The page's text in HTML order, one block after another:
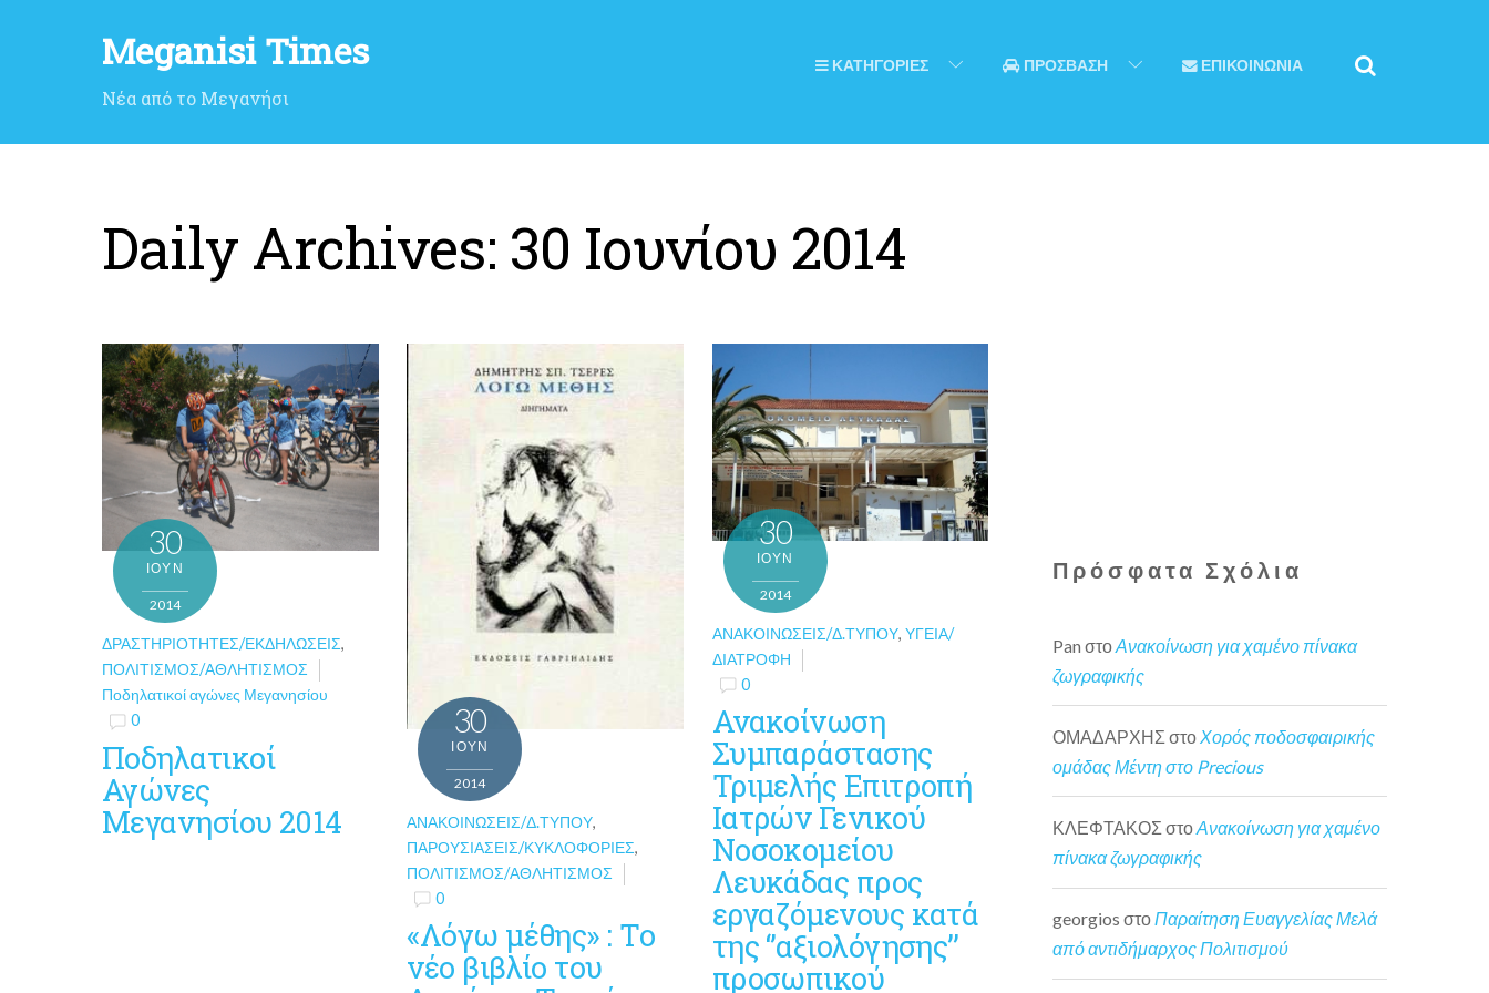
Meganisi Times
Νέα από το Μεγανήσι
ΚΑΤΗΓΟΡΙΕΣ ΠΡΟΣΒΑΣΗ ΕΠΙΚΟΙΝΩΝΙΑ
Daily Archives: 30 Ιουνίου 2014
30
ΙΟΎΝ
2014
ΔΡΑΣΤΗΡΙΌΤΗΤΕΣ/ΕΚΔΗΛΏΣΕΙΣ,
ΠΟΛΙΤΙΣΜΌΣ/ΑΘΛΗΤΙΣΜΌΣ
Ποδηλατικοί αγώνες Μεγανησίου
0
Ποδηλατικοί
Αγώνες
Μεγανησίου 2014
30
ΙΟΎΝ
2014
ΑΝΑΚΟΙΝΏΣΕΙΣ/Δ.ΤΎΠΟΥ,
ΠΑΡΟΥΣΙΆΣΕΙΣ/ΚΥΚΛΟΦΟΡΊΕΣ,
ΠΟΛΙΤΙΣΜΌΣ/ΑΘΛΗΤΙΣΜΌΣ
0
«Λόγω μέθης» : Το
νέο βιβλίο του
30
ΙΟΎΝ
2014
ΑΝΑΚΟΙΝΏΣΕΙΣ/Δ.ΤΎΠΟΥ, ΥΓΕΊΑ/
ΔΙΑΤΡΟΦΉ
0
Ανακοίνωση
Συμπαράστασης
Τριμελής Επιτροπή
Ιατρών Γενικού
Νοσοκομείου
Λευκάδας προς
εργαζόμενους κατά
της ‘’αξιολόγησης’’
προσωπικού
Πρόσφατα Σχόλια
Pan στοΑνακοίνωση για χαμένο πίνακα
ζωγραφικής
ΟΜΑΔΑΡΧΗΣ στο Χορός ποδοσφαιρικής
ομάδας Μέντη στο Precious
ΚΛΕΦΤΑΚΟΣ στοΑνακοίνωση για χαμένο
πίνακα ζωγραφικής
georgios στοΠαραίτηση Ευαγγελίας Μελά
από αντιδήμαρχος Πολιτισμού